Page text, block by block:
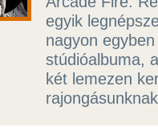
egyik
nagyon
stúdióalbuma,
két lemezen